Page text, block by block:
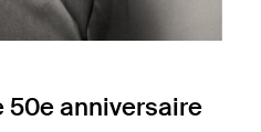
50e anniversaire